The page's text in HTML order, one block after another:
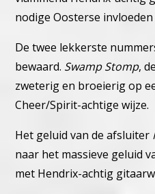
nodige Oosterse
De twee lekkerste
bewaard. Swamp Stomp,
zweterig en broeierig op
Cheer/Spirit-achtige wijze.
Het geluid van de afsluiter
naar het massieve geluid
met Hendrix-achtig